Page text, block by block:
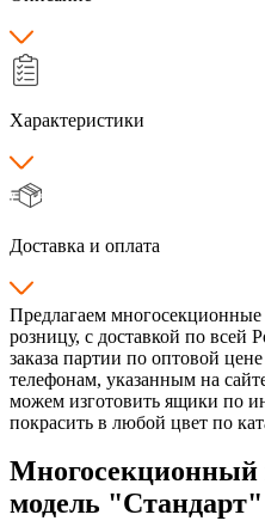
Характеристики
Доставка и оплата
Предлагаем
розницу, с доставкой по всей
заказа партии по оптовой
телефонам, указанным на
можем изготовить ящики по
покрасить в любой цвет по
модель "Стандарт"